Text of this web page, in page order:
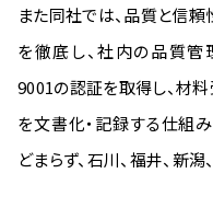
また同社では、品質と信
を徹底し、社内の品質管
9001の認証を取得し、材
を文書化・記録する仕組
どまらず、石川、福井、新